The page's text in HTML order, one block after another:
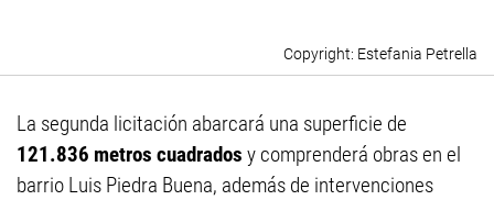
Estefania Petrella
La segunda licitación abarcará una superficie de
121.836 metros cuadrados y comprenderá obras en el
barrio Luis Piedra Buena, además de intervenciones